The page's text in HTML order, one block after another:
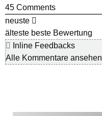
45 Comments
neuste
älteste beste Bewertung
Inline Feedbacks
Alle Kommentare ansehen